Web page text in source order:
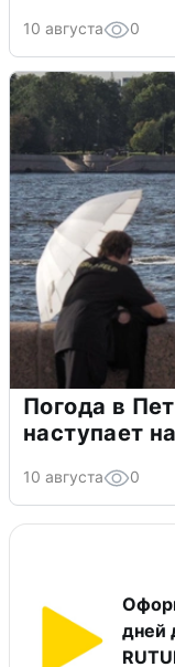
10 августа 0
Погода в
наступает
10 августа 0
дней